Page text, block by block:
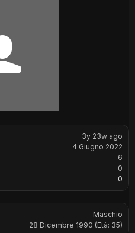
3y 23w ago
4 Giugno 2022
6
0
0
Maschio
28 Dicembre 1990 (Età: 35)